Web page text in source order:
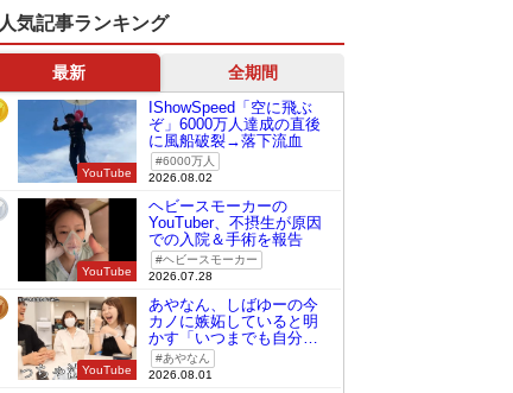
人気記事ランキング
最新 全期間
YouTube
IShowSpeed「空に飛ぶ
ぞ」6000万人達成の直後
に風船破裂→落下流血
6000万人
2026.08.02
YouTube
ヘビースモーカーの
YouTuber、不摂生が原因
での入院＆手術を報告
ヘビースモーカー
2026.07.28
YouTube
あやなん、しばゆーの今
カノに嫉妬していると明
かす「いつまでも自分の
ものみたいに…」
あやなん
2026.08.01